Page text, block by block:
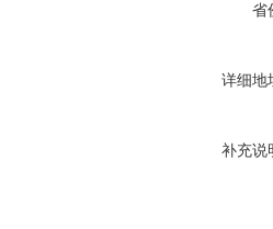
省
详细地
补充说